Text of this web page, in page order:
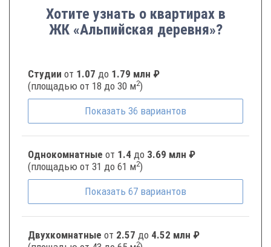
Хотите узнать о квартирах в
ЖК «Альпийская деревня»?
Студии от 1.07 до 1.79 млн ₽
(площадью от 18 до 30 м2)
Показать 36 вариантов
Однокомнатные от 1.4 до 3.69 млн ₽
(площадью от 31 до 61 м2)
Показать 67 вариантов
Двухкомнатные от 2.57 до 4.52 млн ₽
2